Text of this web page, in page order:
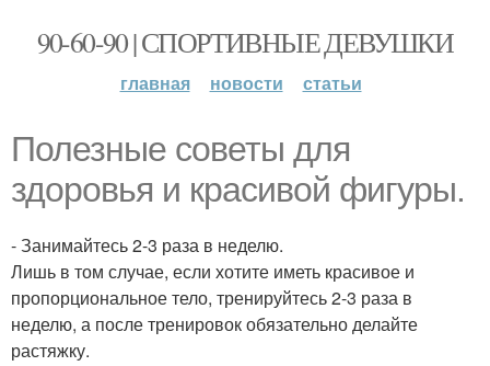
90-60-90 | СПОРТИВНЫЕ ДЕВУШКИ
главная новости статьи
Полезные советы для
здоровья и красивой фигуры.
- Занимайтесь 2-3 раза в неделю.
Лишь в том случае, если хотите иметь красивое и
пропорциональное тело, тренируйтесь 2-3 раза в
неделю, а после тренировок обязательно делайте
растяжку.